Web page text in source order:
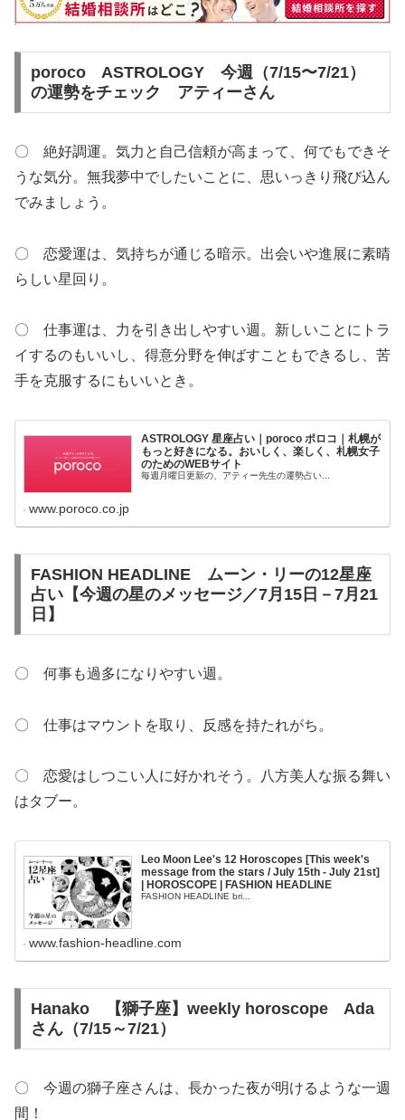
poroco ASTROLOGY今週（7/15〜7/21）
の運勢をチェック アティーさん
〇 絶好調運。気力と自己信頼が高まって、何でもできそ
うな気分。無我夢中でしたいことに、思いっきり飛び込ん
でみましょう。
〇 恋愛運は、気持ちが通じる暗示。出会いや進展に素晴
らしい星回り。
〇 仕事運は、力を引き出しやすい週。新しいことにトラ
イするのもいいし、得意分野を伸ばすこともできるし、苦
手を克服するにもいいとき。
ASTROLOGY 星座占い｜poroco ポロコ｜札幌が
もっと好きになる。おいしく、楽しく、札幌女子
のためのWEBサイト
毎週月曜日更新の、アティー先生の運勢占い...
www.poroco.co.jp
FASHION HEADLINE ムーン・リーの12星座
占い【今週の星のメッセージ／7月15日－7月21
日】
〇 何事も過多になりやすい週。
〇 仕事はマウントを取り、反感を持たれがち。
〇 恋愛はしつこい人に好かれそう。八方美人な振る舞い
はタブー。
Leo Moon Lee's 12 Horoscopes [This week's
message from the stars / July 15th - July 21st]
| HOROSCOPE | FASHION HEADLINE
FASHION HEADLINE bri...
www.fashion-headline.com
Hanako 【獅子座】weekly horoscope Ada
さん（7/15～7/21）
〇 今週の獅子座さんは、長かった夜が明けるような一週
間！